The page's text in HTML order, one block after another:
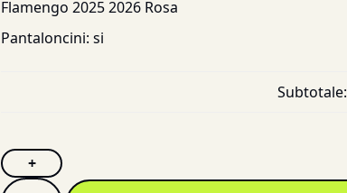
Flamengo 2025 2026 Rosa
Pantaloncini: si
Subtotale:
+